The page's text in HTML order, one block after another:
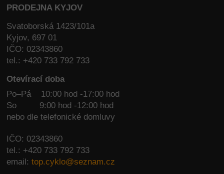
PRODEJNA KYJOV
Svatoborská 1423/101a
Kyjov, 697 01
IČO: 02343860
tel.: +420 733 792 733
Otevírací doba
Po–Pá 10:00 hod -17:00 hod
So
9:00 hod -12:00 hod
nebo dle telefonické domluvy
IČO: 02343860
tel.: +420 733 792 733
email:top.cyklo@seznam.cz